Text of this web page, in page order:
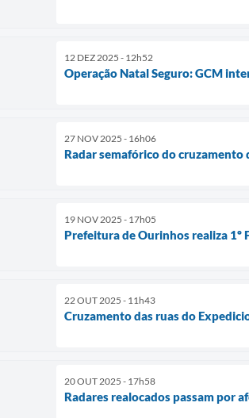
12 DEZ 2025 - 12h52
Operação Natal Seguro: GCM
27 NOV 2025 - 16h06
Radar semafórico do cruzamento
19 NOV 2025 - 17h05
Prefeitura de Ourinhos realiza 1º
22 OUT 2025 - 11h43
Cruzamento das ruas do
20 OUT 2025 - 17h58
Radares realocados passam por